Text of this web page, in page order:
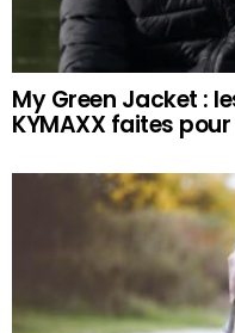
My Green Jacket :
KYMAXX faites